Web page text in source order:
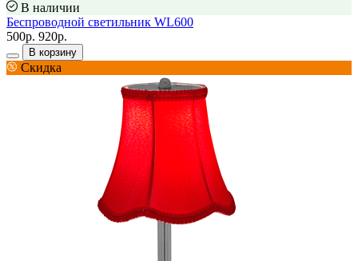
В наличии
Беспроводной светильник WL600
500р. 920р.
В корзину
Скидка